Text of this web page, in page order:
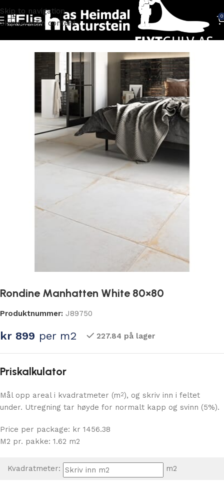
Skip to navigation
Skip to main content
0
Rondine Manhatten White 80×80
Produktnummer: J89750
kr 899 per m2 227.84 på lager
Priskalkulator
Mål opp areal i kvadratmeter (m2), og skriv inn i feltet
under. Utregning tar høyde for normalt kapp og svinn (5%).
Price per package: kr 1456.38
M2 pr. pakke: 1.62 m2
Kvadratmeter: m2